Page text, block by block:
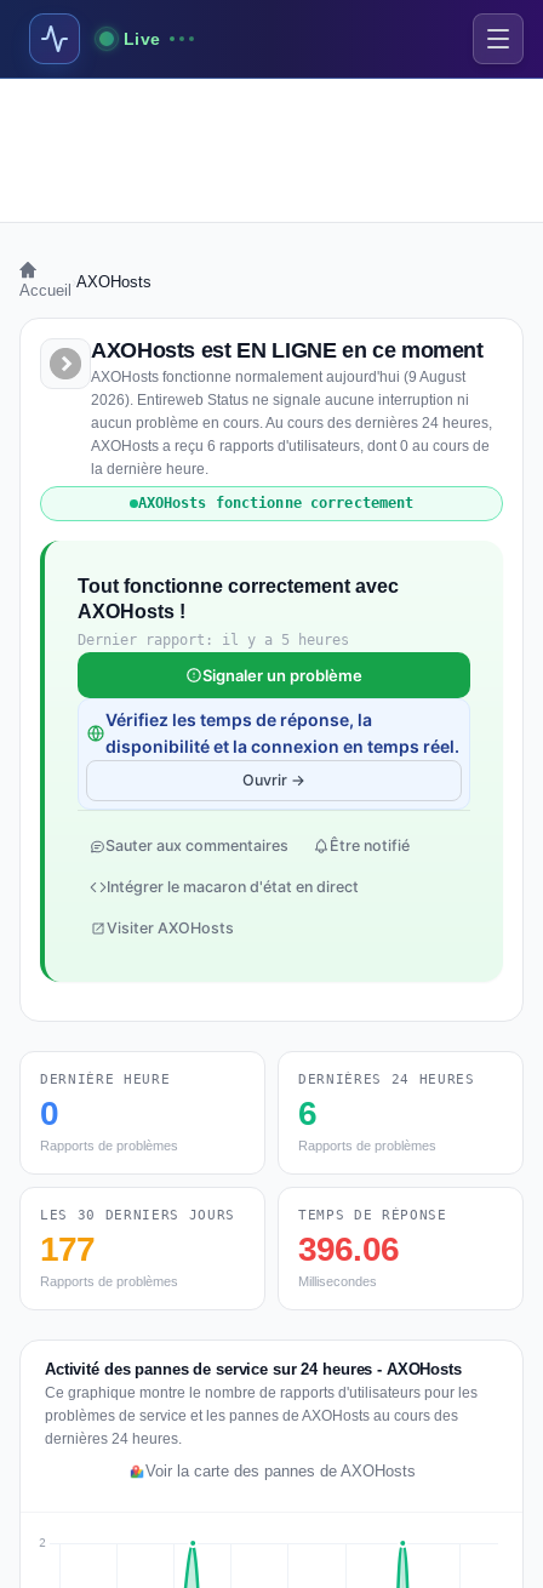
Live
Accueil AXOHosts
AXOHosts est EN LIGNE en ce moment
AXOHosts fonctionne normalement aujourd'hui (9 August
2026). Entireweb Status ne signale aucune interruption ni
aucun problème en cours. Au cours des dernières 24 heures,
AXOHosts a reçu 6 rapports d'utilisateurs, dont 0 au cours de
la dernière heure.
AXOHosts fonctionne correctement
Tout fonctionne correctement avec
AXOHosts !
Dernier rapport: il y a 5 heures
Signaler un problème
Vérifiez les temps de réponse, la
disponibilité et la connexion en temps réel.
Ouvrir →
Sauter aux commentaires Être notifié
Intégrer le macaron d'état en direct
Visiter AXOHosts
DERNIÈRE HEURE
0
Rapports de problèmes
DERNIÈRES 24 HEURES
6
Rapports de problèmes
LES 30 DERNIERS JOURS
177
Rapports de problèmes
TEMPS DE RÉPONSE
396.06
Millisecondes
Activité des pannes de service sur 24 heures - AXOHosts
Ce graphique montre le nombre de rapports d'utilisateurs pour les
problèmes de service et les pannes de AXOHosts au cours des
dernières 24 heures.
Voir la carte des pannes de AXOHosts